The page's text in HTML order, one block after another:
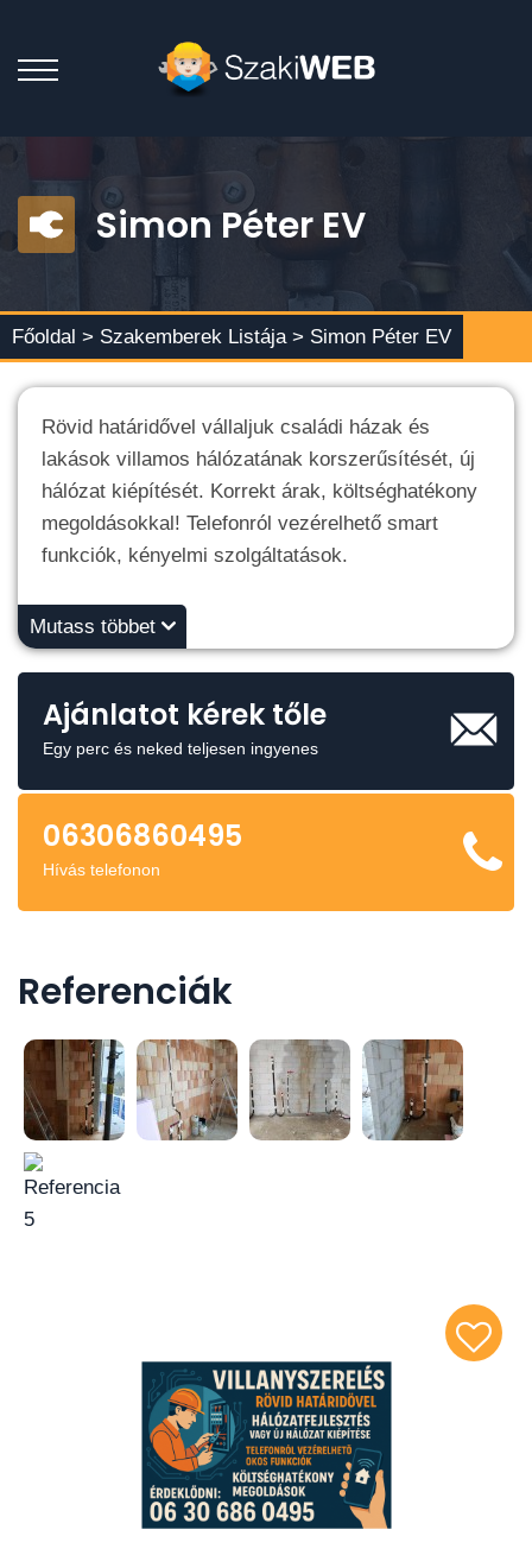
Simon Péter EV
Főoldal > Szakemberek Listája > Simon Péter EV
Rövid határidővel vállaljuk családi házak és
lakások villamos hálózatának korszerűsítését, új
hálózat kiépítését. Korrekt árak, költséghatékony
megoldásokkal! Telefonról vezérelhető smart
funkciók, kényelmi szolgáltatások.
Mutass többet
Ajánlatot kérek tőle
Egy perc és neked teljesen ingyenes
06306860495
Hívás telefonon
Referenciák